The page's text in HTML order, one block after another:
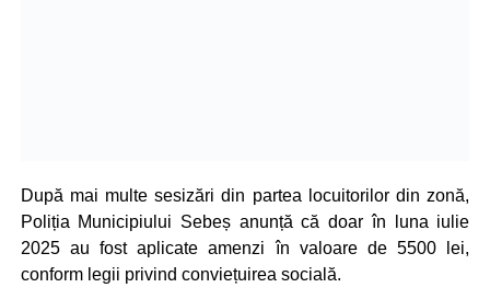
După mai multe sesizări din partea locuitorilor din zonă,
Poliția Municipiului Sebeș anunță că doar în luna iulie
2025 au fost aplicate amenzi în valoare de 5500 lei,
conform legii privind conviețuirea socială.